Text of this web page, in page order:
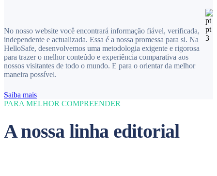
No nosso website você encontrará informação fiável, verificada,
independente e actualizada. Essa é a nossa promessa para si. Na
HelloSafe, desenvolvemos uma metodologia exigente e rigorosa
para trazer o melhor conteúdo e experiência comparativa aos
nossos visitantes de todo o mundo. E para o orientar da melhor
maneira possível.
Saiba mais
PARA MELHOR COMPREENDER
A nossa linha editorial